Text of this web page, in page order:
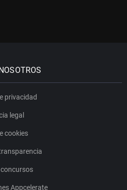
privacidad
legal
cookies
concursos
Appcelerate